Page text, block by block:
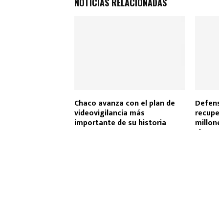
e
t
t
i
p
Chaco avanza con el plan de
videovigilancia más
importante de su historia